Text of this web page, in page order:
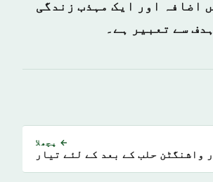
اضافہ اور ایک مہذب زندگی
سے تعبیر ہے۔
← پچھلا
واشنگٹن حلب کے بعد کے لئے تیار